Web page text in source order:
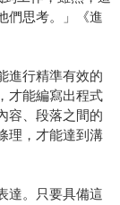
們思考。」《進
進行精準有效的
才能編寫出程式
容、段落之間的
理，才能達到溝
達。只要具備這